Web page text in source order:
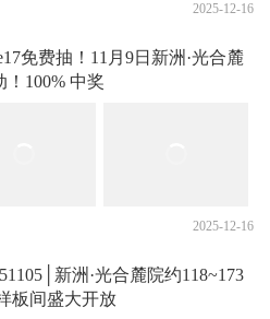
2025-12-16
免费抽！11月9日新洲·光合麓
100% 中奖
2025-12-16
新洲·光合麓院约118~173
板间盛大开放